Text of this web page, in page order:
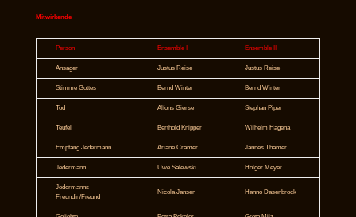
Mitwirkende
Person Ensemble I Ensemble II
Ansager Justus Reise Justus Reise
Stimme Gottes Bernd Winter Bernd Winter
Tod Alfons Gierse Stephan Piper
Teufel Berthold Knipper Wilhelm Hagena
Empfang Jedermann Ariane Cramer Jannes Thamer
Jedermann Uwe Salewski Holger Meyer
Jedermanns
Freundin/Freund
Nicola Jansen Hanno Dasenbrock